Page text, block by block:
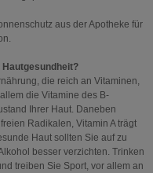
aus der Apotheke für
die reich an Vitaminen,
die Vitamine des B-
Ihrer Haut. Daneben
Radikalen, Vitamin A trägt
Haut sollten Sie auf zu
besser verzichten. Trinken
treiben Sie Sport, vor allem an